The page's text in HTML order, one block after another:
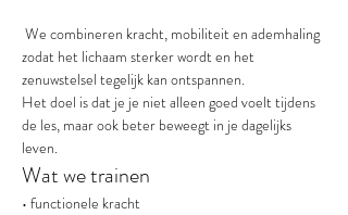
We combineren kracht, mobiliteit en ademhaling
zodat het lichaam sterker wordt en het
zenuwstelsel tegelijk kan ontspannen.
Het doel is dat je je niet alleen goed voelt tijdens
de les, maar ook beter beweegt in je dagelijks
leven.
Wat we trainen
• functionele kracht